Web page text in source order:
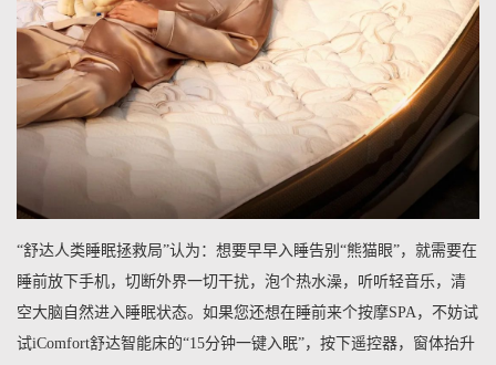
“舒达人类睡眠拯救局”认为：想要早早入睡告别“熊猫眼”，就需要在
睡前放下手机，切断外界一切干扰，泡个热水澡，听听轻音乐，清
空大脑自然进入睡眠状态。如果您还想在睡前来个按摩SPA，不妨试
试iComfort舒达智能床的“15分钟一键入眠”，按下遥控器，窗体抬升